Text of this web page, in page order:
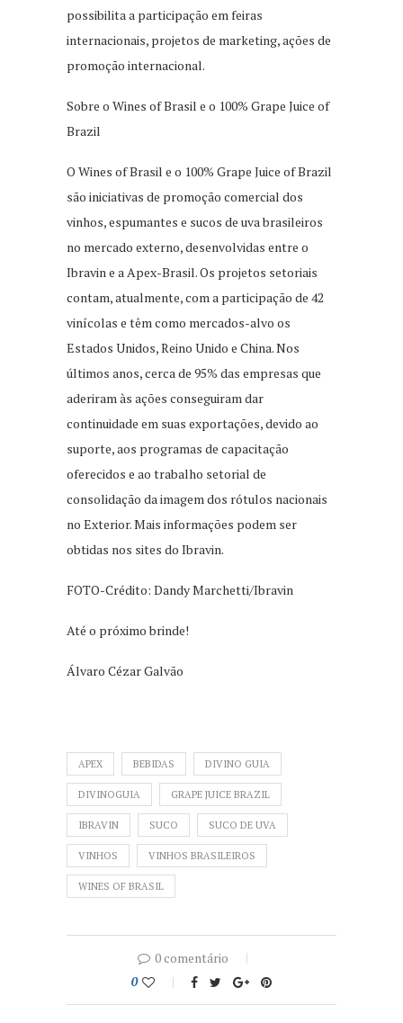
possibilita a participação em feiras
internacionais, projetos de marketing, ações de
promoção internacional.
Sobre o Wines of Brasil e o 100% Grape Juice of
Brazil
O Wines of Brasil e o 100% Grape Juice of Brazil
são iniciativas de promoção comercial dos
vinhos, espumantes e sucos de uva brasileiros
no mercado externo, desenvolvidas entre o
Ibravin e a Apex-Brasil. Os projetos setoriais
contam, atualmente, com a participação de 42
vinícolas e têm como mercados-alvo os
Estados Unidos, Reino Unido e China. Nos
últimos anos, cerca de 95% das empresas que
aderiram às ações conseguiram dar
continuidade em suas exportações, devido ao
suporte, aos programas de capacitação
oferecidos e ao trabalho setorial de
consolidação da imagem dos rótulos nacionais
no Exterior. Mais informações podem ser
obtidas nos sites do Ibravin.
FOTO-Crédito: Dandy Marchetti/Ibravin
Até o próximo brinde!
Álvaro Cézar Galvão
APEX BEBIDAS DIVINO GUIA
DIVINOGUIA GRAPE JUICE BRAZIL
IBRAVIN SUCO SUCO DE UVA
VINHOS VINHOS BRASILEIROS
WINES OF BRASIL
0 comentário
0